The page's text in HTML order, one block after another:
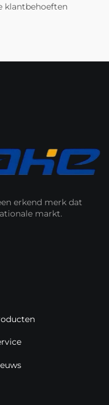
klantbehoeften
erkend merk dat
markt.